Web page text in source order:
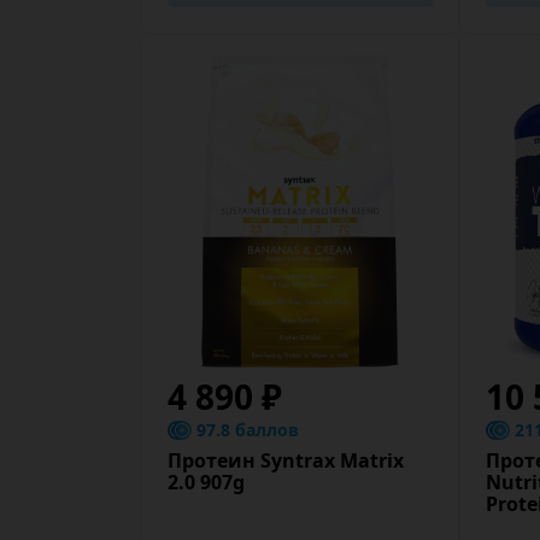
4 890 ₽
97.8 баллов
Протеин Syntrax Matrix
2.0 907g
10